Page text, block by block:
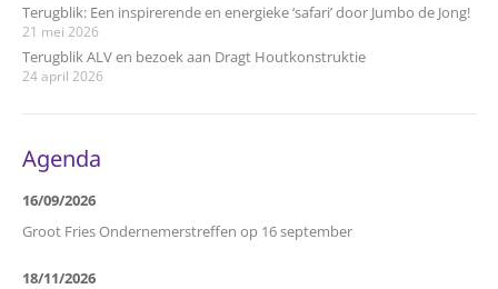
Terugblik: Een inspirerende en energieke ‘safari’ door Jumbo de Jong!
21 mei 2026
Terugblik ALV en bezoek aan Dragt Houtkonstruktie
24 april 2026
Agenda
16/09/2026
Groot Fries Ondernemerstreffen op 16 september
18/11/2026